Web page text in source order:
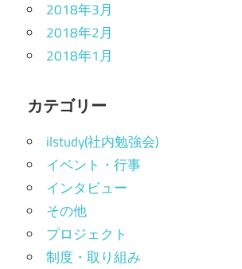
2018年3月
2018年2月
2018年1月
カテゴリー
ilstudy(社内勉強会)
イベント・行事
インタビュー
その他
プロジェクト
制度・取り組み